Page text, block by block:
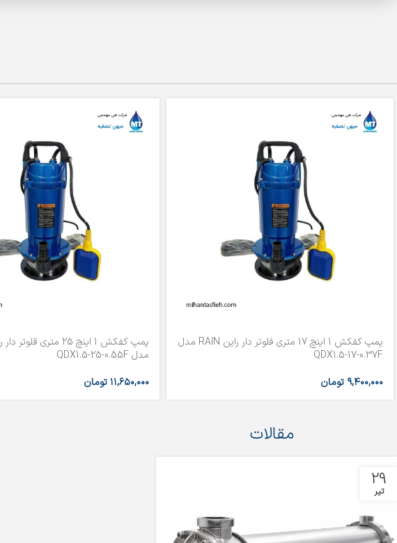
پمپ کفکش 1 اینچ 17 متری فلوتر دار راین RAIN مدل
QDX1.5-17-0.37F
۹,۴۰۰,۰۰۰ تومان
مدل QDX1.5-25-0.55F
۱۱,۶۵۰,۰۰۰ تومان
مقالات
29
تیر